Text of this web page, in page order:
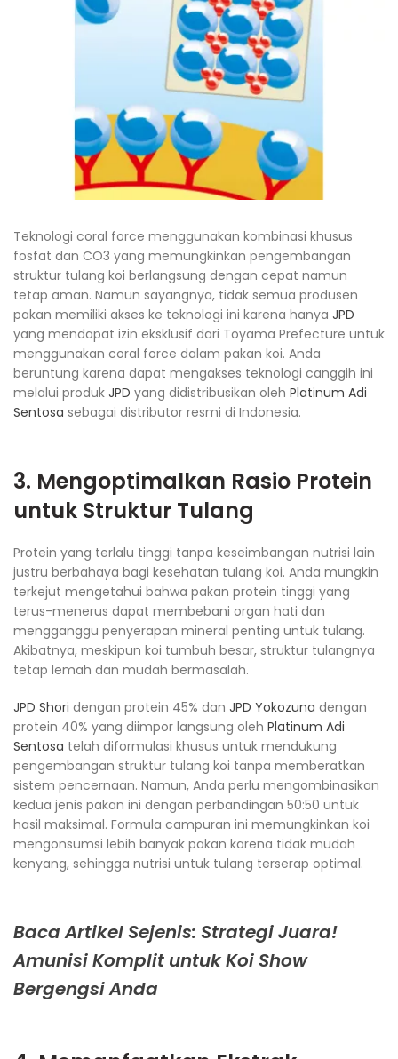
Teknologi coral force menggunakan kombinasi khusus
fosfat dan CO3 yang memungkinkan pengembangan
struktur tulang koi berlangsung dengan cepat namun
tetap aman. Namun sayangnya, tidak semua produsen
pakan memiliki akses ke teknologi ini karena hanya JPD
yang mendapat izin eksklusif dari Toyama Prefecture untuk
menggunakan coral force dalam pakan koi. Anda
beruntung karena dapat mengakses teknologi canggih ini
melalui produk JPD yang didistribusikan oleh Platinum Adi
Sentosa sebagai distributor resmi di Indonesia.
3. Mengoptimalkan Rasio Protein
untuk Struktur Tulang
Protein yang terlalu tinggi tanpa keseimbangan nutrisi lain
justru berbahaya bagi kesehatan tulang koi. Anda mungkin
terkejut mengetahui bahwa pakan protein tinggi yang
terus-menerus dapat membebani organ hati dan
mengganggu penyerapan mineral penting untuk tulang.
Akibatnya, meskipun koi tumbuh besar, struktur tulangnya
tetap lemah dan mudah bermasalah.
JPD Shori dengan protein 45% dan JPD Yokozuna dengan
protein 40% yang diimpor langsung oleh Platinum Adi
Sentosa telah diformulasi khusus untuk mendukung
pengembangan struktur tulang koi tanpa memberatkan
sistem pencernaan. Namun, Anda perlu mengombinasikan
kedua jenis pakan ini dengan perbandingan 50:50 untuk
hasil maksimal. Formula campuran ini memungkinkan koi
mengonsumsi lebih banyak pakan karena tidak mudah
kenyang, sehingga nutrisi untuk tulang terserap optimal.
Baca Artikel Sejenis: Strategi Juara!
Amunisi Komplit untuk Koi Show
Bergengsi Anda